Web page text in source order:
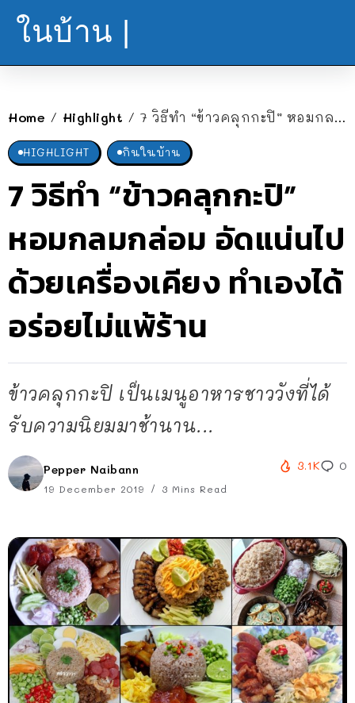
ในบ้าน |
Home / Highlight / 7 วิธีทำ “ข้าวคลุกกะปิ” หอมกลมกล่อม อัดแน่นไปด้วยเครื่องเคียง ทำเองได้ อร่อยไม่แพ้ร้าน
HIGHLIGHT กินในบ้าน
7 วิธีทำ “ข้าวคลุกกะปิ”
หอมกลมกล่อม อัดแน่นไป
ด้วยเครื่องเคียง ทำเองได้
อร่อยไม่แพ้ร้าน
ข้าวคลุกกะปิ เป็นเมนูอาหารชาววังที่ได้
รับความนิยมมาช้านาน...
Pepper Naibann
19 December 2019 3 Mins Read
3.1K 0